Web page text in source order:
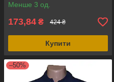
Менше 3 од.
173,84 ₴ 424 ₴
Купити
–50%